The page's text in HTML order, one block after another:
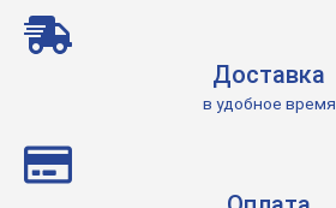
Доставка
в удобное время